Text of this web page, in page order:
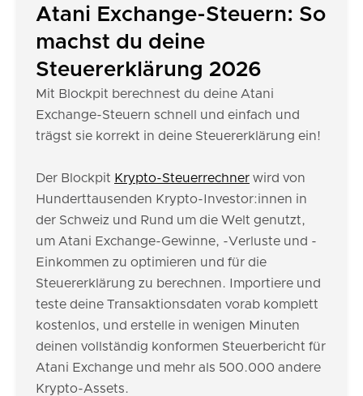
Atani Exchange-Steuern: So
machst du deine
Steuererklärung 2026
Mit Blockpit berechnest du deine Atani
Exchange-Steuern schnell und einfach und
trägst sie korrekt in deine Steuererklärung ein!
Der Blockpit Krypto-Steuerrechner wird von
Hunderttausenden Krypto-Investor:innen in
der Schweiz und Rund um die Welt genutzt,
um Atani Exchange-Gewinne, -Verluste und -
Einkommen zu optimieren und für die
Steuererklärung zu berechnen. Importiere und
teste deine Transaktionsdaten vorab komplett
kostenlos, und erstelle in wenigen Minuten
deinen vollständig konformen Steuerbericht für
Atani Exchange und mehr als 500.000 andere
Krypto-Assets.